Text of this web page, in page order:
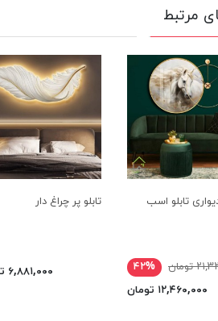
مرتبط
تابلو اسب
تومان
۴۲%
۱۲,۴۶۰,۰۰۰ تومان
تابلو پر چراغ دار
۶,۸۸۱,۰۰۰ تومان